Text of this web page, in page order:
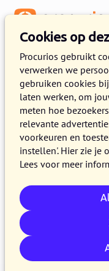
Cookies op
Procurios gebruikt
verwerken we
gebruiken cookies
laten werken, om
meten hoe
relevante
voorkeuren en
instellen'. Hier zie je
Lees voor meer
Release
2 APRIL 2024 5
Op 2 april 2024
productieversie
gebruik van
wat er nieuw is
meer informatie
van het platform
E-mail